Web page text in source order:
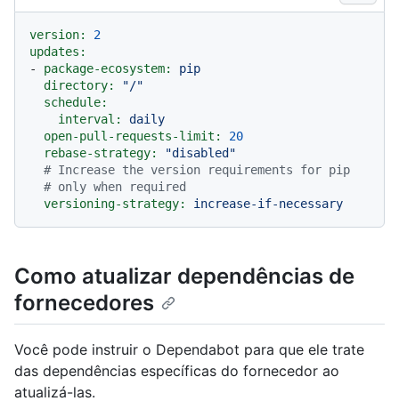
version:
2
updates:
-
package-ecosystem:
pip
directory:
"/"
schedule:
interval:
daily
open-pull-requests-limit:
20
rebase-strategy:
"disabled"
# Increase the version requirements for pip
# only when required
versioning-strategy:
increase-if-necessary
Como atualizar dependências de
fornecedores
Você pode instruir o Dependabot para que ele trate
das dependências específicas do fornecedor ao
atualizá-las.